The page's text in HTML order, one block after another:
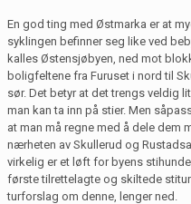
En god ting med Østmarka er at
syklingen befinner seg like ved
kalles Østensjøbyen, ned mot
boligfeltene fra Furuset i nord til
sør. Det betyr at det trengs veldig
man kan ta inn på stier. Men
at man må regne med å dele dem
nærheten av Skullerud og
virkelig er et løft for byens
første tilrettelagte og skiltede
turforslag om denne, lenger ned.